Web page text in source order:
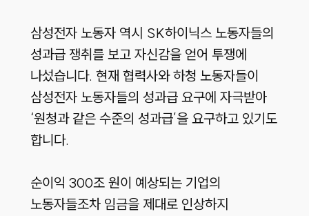
삼성전자 노동자 역시 SK하이닉스 노동자들의
성과급 쟁취를 보고 자신감을 얻어 투쟁에
나섰습니다. 현재 협력사와 하청 노동자들이
삼성전자 노동자들의 성과급 요구에 자극받아
‘원청과 같은 수준의 성과급’을 요구하고 있기도
합니다.
순이익 300조 원이 예상되는 기업의
노동자들조차 임금을 제대로 인상하지